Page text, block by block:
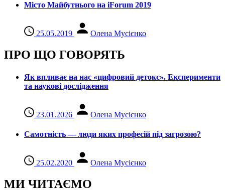
Місто Майбутнього на iForum 2019
25.05.2019 Олена Мусієнко
ПРО ЩО ГОВОРЯТЬ
Як впливає на нас «цифровий детокс». Експерименти
та наукові дослідження
23.01.2026 Олена Мусієнко
Самотність — люди яких професій під загрозою?
25.02.2020 Олена Мусієнко
МИ ЧИТАЄМО